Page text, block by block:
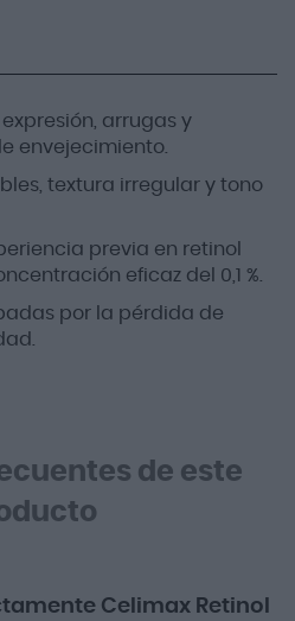
arrugas y
envejecimiento.
textura irregular y tono
previa en retinol
eficaz del 0,1 %.
por la pérdida de
de este
Celimax Retinol